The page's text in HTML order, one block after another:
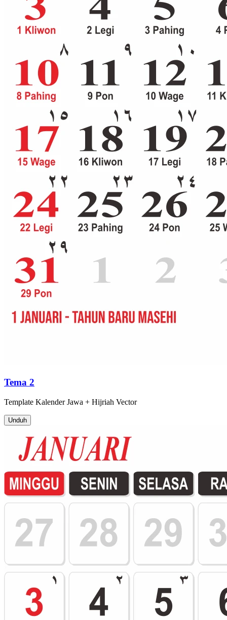
Tema 2
Template Kalender Jawa + Hijriah Vector
Unduh